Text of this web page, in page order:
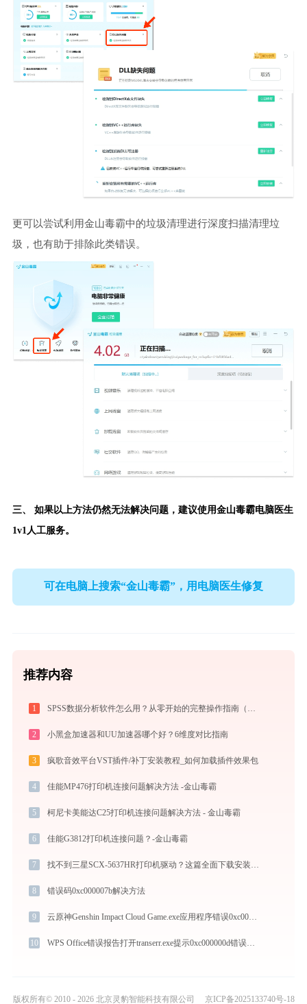
更可以尝试利用金山毒霸中的垃圾清理进行深度扫描清理垃
圾，也有助于排除此类错误。
三、 如果以上方法仍然无法解决问题，建议使用金山毒霸电脑医生
1v1人工服务。
可在电脑上搜索“金山毒霸”，用电脑医生修复
推荐内容
1
2 小黑盒加速器和UU加速器哪个好？6维度对比指南
3 疯歌音效平台VST插件/补丁安装教程_如何加载插件效果包
4 佳能MP476打印机连接问题解决方法 -金山毒霸
5 柯尼卡美能达C25打印机连接问题解决方法 - 金山毒霸
6 佳能G3812打印机连接问题？-金山毒霸
7
8 错误码0xc000007b解决方法
9 云原神Genshin Impact Cloud Game.exe应用程序错误0xc0000006解决方法
10 WPS Office错误报告打开transerr.exe提示0xc000000d错误码怎么办
版权所有© 2010 - 2026 北京灵豹智能科技有限公司 京ICP备2025133740号-18